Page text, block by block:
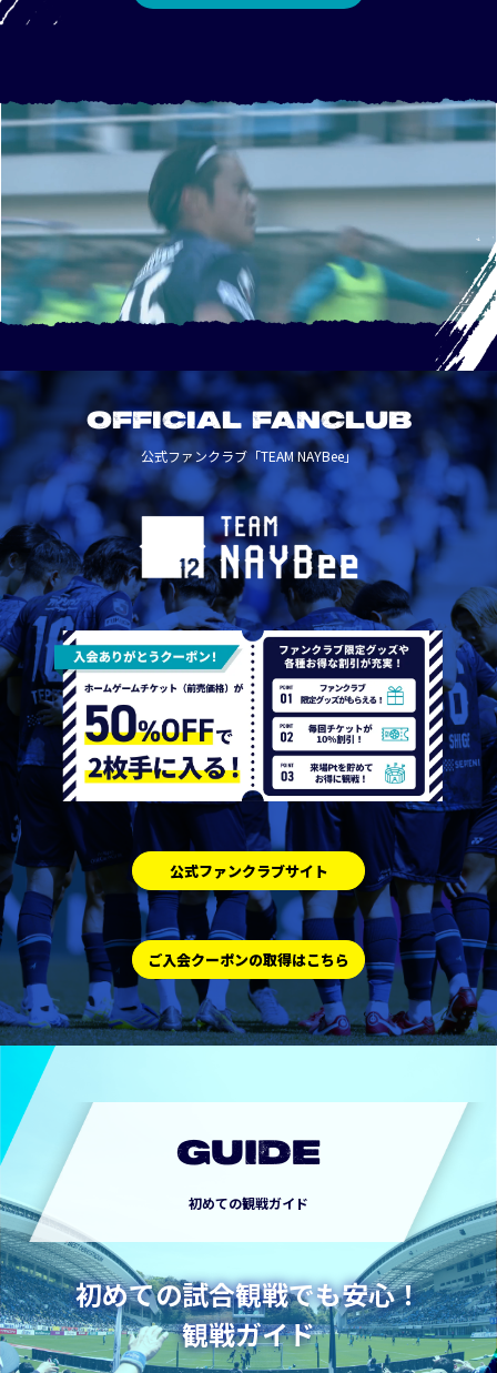
OFFICIAL FANCLUB
公式ファンクラブ「TEAM NAYBee」
公式ファンクラブサイト
ご入会クーポンの取得はこちら
GUIDE
初めての観戦ガイド
初めての試合観戦でも安心！
観戦ガイド